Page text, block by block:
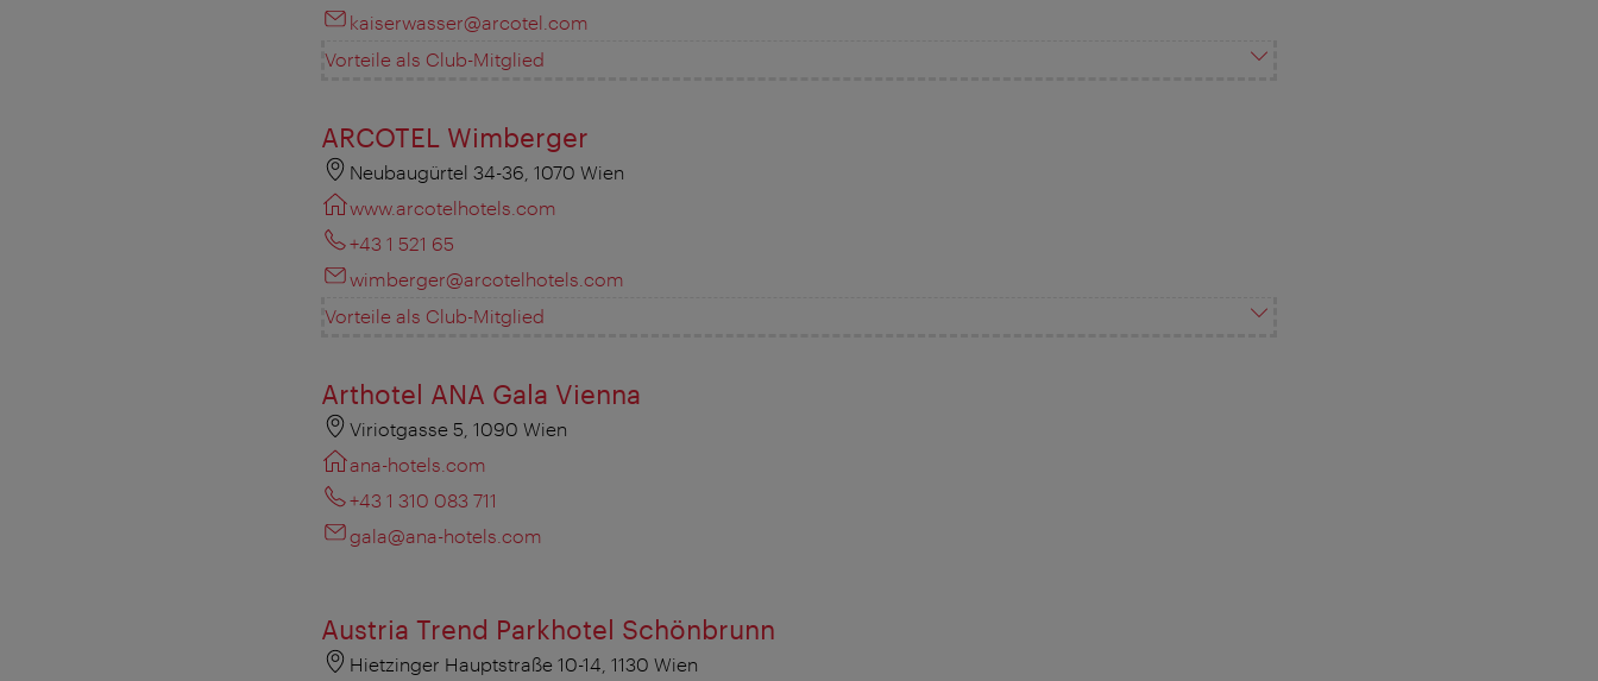
kaiserwasser@arcotel.com
Vorteile als Club-Mitglied
ARCOTEL Wimberger
Neubaugürtel 34-36, 1070 Wien
www.arcotelhotels.com
+43 1 521 65
wimberger@arcotelhotels.com
Vorteile als Club-Mitglied
Arthotel ANA Gala Vienna
Viriotgasse 5, 1090 Wien
ana-hotels.com
+43 1 310 083 711
gala@ana-hotels.com
Austria Trend Parkhotel Schönbrunn
Hietzinger Hauptstraße 10-14, 1130 Wien